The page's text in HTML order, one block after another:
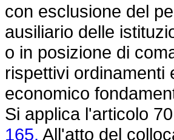
con esclusione del
ausiliario delle
o in posizione di
rispettivi ordinamenti
economico
Si applica l'articolo
165. All'atto del